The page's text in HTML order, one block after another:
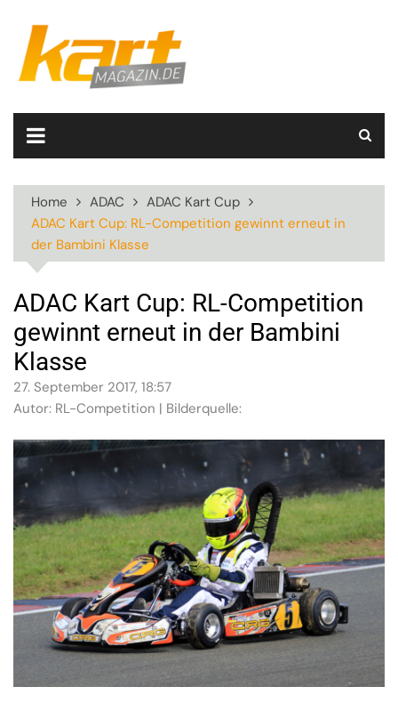
content
Home ADAC
ADAC Kart Cup
ADAC Kart Cup: RL-Competition gewinnt erneut in
der Bambini Klasse
ADAC Kart Cup: RL-Competition
gewinnt erneut in der Bambini
Klasse
27. September 2017, 18:57
Autor: RL-Competition | Bilderquelle: